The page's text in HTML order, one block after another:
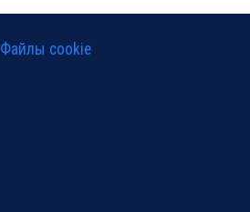
Файлы cookie